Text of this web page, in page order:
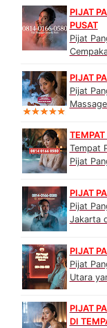
PIJAT
PUSAT
Pijat
PIJAT
Pijat
Tempat
Pijat
PIJAT
Pijat
Jakarta
PIJAT
Pijat
Utara
PIJAT
DI